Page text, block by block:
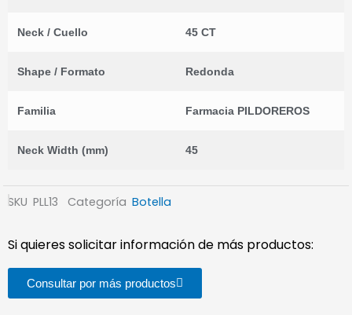
Neck / Cuello 45 CT
Shape / Formato Redonda
Familia Farmacia PILDOREROS
Neck Width (mm) 45
SKU PLL13 Categoría Botella
Si quieres solicitar información de más productos:
Consultar por más productos